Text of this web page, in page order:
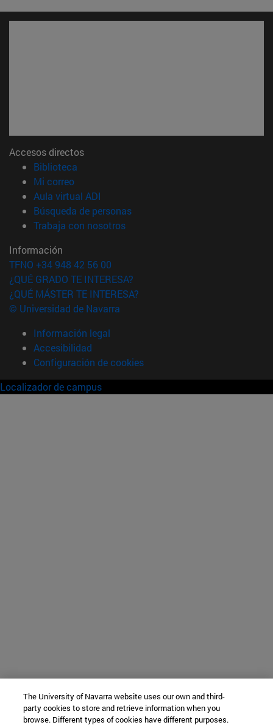
Accesos directos
Biblioteca
Mi correo(abre en nueva ventana)
Aula virtual ADI
Búsqueda de personas(abre en nueva ventana)
Trabaja con nosotros(abre en nueva ventana)
Información
TFNO +34 948 42 56 00
¿QUÉ GRADO TE INTERESA?
¿QUÉ MÁSTER TE INTERESA?
© Universidad de Navarra
Información legal
Accesibilidad
Configuración de cookies
Localizador de campus
The University of Navarra website uses our own and third-
party cookies to store and retrieve information when you
browse. Different types of cookies have different purposes.